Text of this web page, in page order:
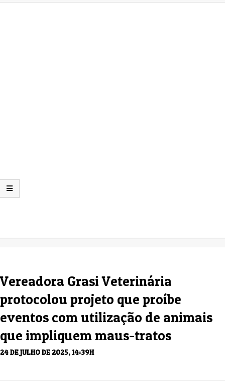
Vereadora Grasi Veterinária
protocolou projeto que proíbe
eventos com utilização de animais
que impliquem maus-tratos
24 DE JULHO DE 2025, 14:39H